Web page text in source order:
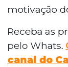
motivação
Receba as
pelo Whats.
canal do